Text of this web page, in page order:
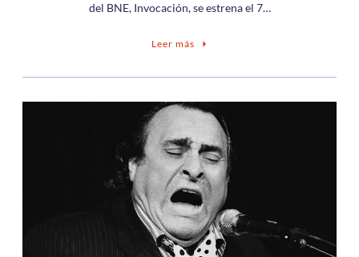
del BNE, Invocación, se estrena el 7…
Leer más